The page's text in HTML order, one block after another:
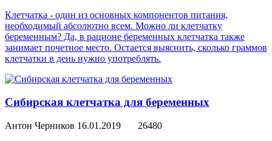
Клетчатка - один из основных компонентов питания,
необходимый абсолютно всем. Можно ли клетчатку
беременным? Да, в рационе беременных клетчатка также
занимает почетное место. Остается выяснить, сколько граммов
клетчатки в день нужно употреблять.
Сибирская клетчатка для беременных
Антон Черников 16.01.2019
26480